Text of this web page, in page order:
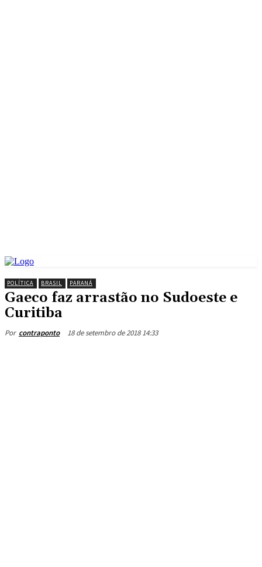
POLÍTICA BRASIL PARANÁ
Gaeco faz arrastão no Sudoeste e
Curitiba
Por contraponto 18 de setembro de 2018 14:33